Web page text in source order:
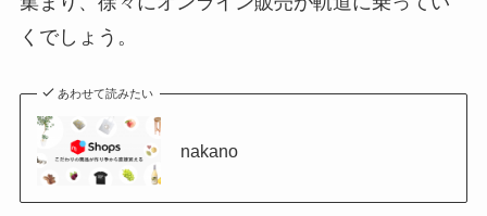
くでしょう。
あわせて読みたい
nakano